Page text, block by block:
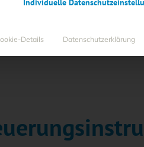
Details Datenschutzerklärung